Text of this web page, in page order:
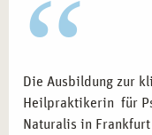
Die Ausbildung zur
Heilpraktikerin für
Naturalis in